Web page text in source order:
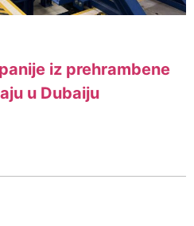
iz prehrambene
u Dubaiju